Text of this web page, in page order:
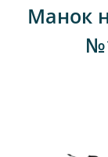
Манок